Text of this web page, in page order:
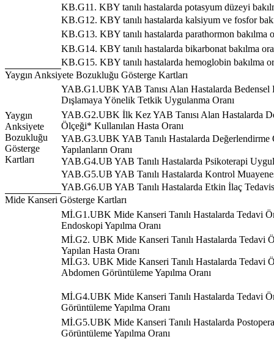
KB.G11. KBY tanılı hastalarda potasyum düzeyi
KB.G12. KBY tanılı hastalarda kalsiyum ve fosfor
KB.G13. KBY tanılı hastalarda parathormon bakılma
KB.G14. KBY tanılı hastalarda bikarbonat bakılma
KB.G15. KBY tanılı hastalarda hemoglobin bakılma
Yaygın Anksiyete Bozukluğu Gösterge Kartları
Yaygın
Anksiyete
Bozukluğu
Gösterge
Kartları
YAB.G1.UBK YAB Tanısı Alan Hastalarda Bedensel
Dışlamaya Yönelik Tetkik Uygulanma Oranı
YAB.G2.UBK İlk Kez YAB Tanısı Alan Hastalarda
Ölçeği* Kullanılan Hasta Oranı
YAB.G3.UBK YAB Tanılı Hastalarda
Yapılanların Oranı
YAB.G4.UB YAB Tanılı Hastalarda Psikoterapi
YAB.G5.UB YAB Tanılı Hastalarda Kontrol
YAB.G6.UB YAB Tanılı Hastalarda Etkin İlaç
Mide Kanseri Gösterge Kartları
Mİ.G1.UBK Mide Kanseri Tanılı Hastalarda Tedavi
Endoskopi Yapılma Oranı
Mİ.G2. UBK Mide Kanseri Tanılı Hastalarda Tedavi
Yapılan Hasta Oranı
Mİ.G3. UBK Mide Kanseri Tanılı Hastalarda Tedavi
Abdomen Görüntüleme Yapılma Oranı
Mİ.G4.UBK Mide Kanseri Tanılı Hastalarda Tedavi
Görüntüleme Yapılma Oranı
Mİ.G5.UBK Mide Kanseri Tanılı Hastalarda
Görüntüleme Yapılma Oranı